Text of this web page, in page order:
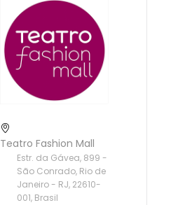
Teatro Fashion Mall
Estr. da Gávea, 899 -
São Conrado, Rio de
Janeiro - RJ, 22610-
001, Brasil